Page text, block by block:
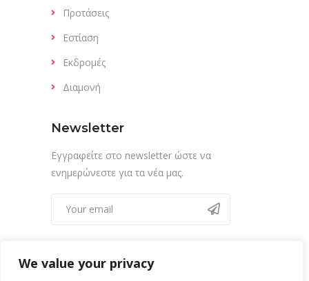
We value your privacy
Προτάσεις
Εστίαση
Εκδρομές
Διαμονή
Newsletter
Εγγραφείτε στο newsletter ώστε να
ενημερώνεστε για τα νέα μας.